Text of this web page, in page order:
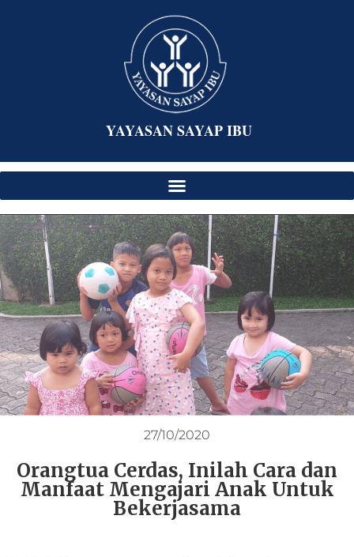
YAYASAN SAYAP IBU
27/10/2020
Orangtua Cerdas, Inilah Cara dan
Manfaat Mengajari Anak Untuk
Bekerjasama